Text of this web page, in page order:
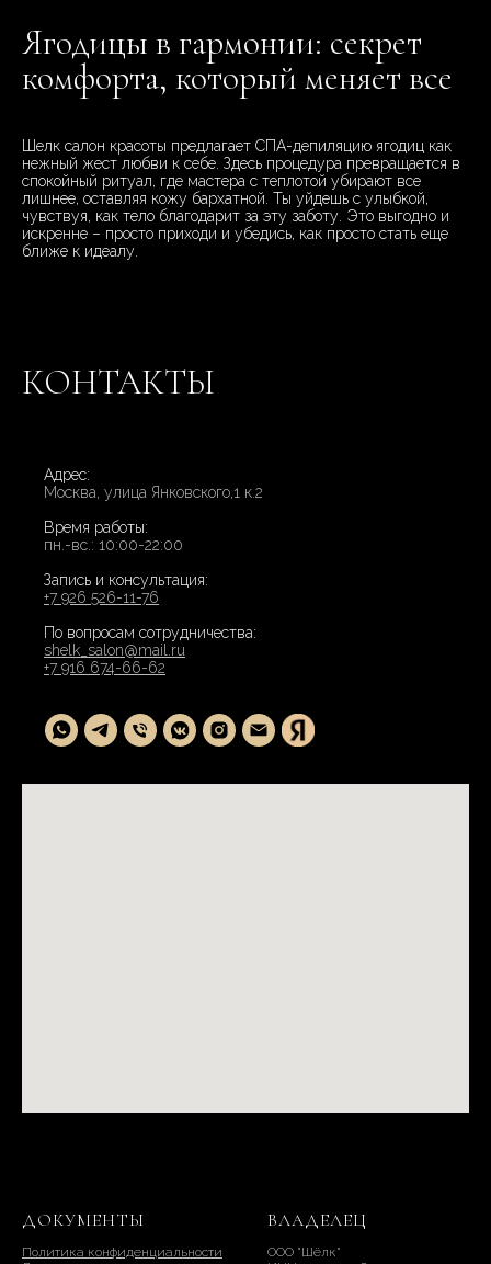
Ягодицы в гармонии: секрет
комфорта, который меняет все
Шелк салон красоты предлагает СПА-депиляцию ягодиц как
нежный жест любви к себе. Здесь процедура превращается в
спокойный ритуал, где мастера с теплотой убирают все
лишнее, оставляя кожу бархатной. Ты уйдешь с улыбкой,
чувствуя, как тело благодарит за эту заботу. Это выгодно и
искренне – просто приходи и убедись, как просто стать еще
ближе к идеалу.
КОНТАКТЫ
Адрес:
Москва, улица Янковского,1 к.2
Время работы:
пн.-вс.: 10:00-22:00
Запись и консультация:
+7 926 526-11-76
По вопросам сотрудничества:
shelk_salon@mail.ru
+7 916 674-66-62
ДОКУМЕНТЫ
Политика конфиденциальности
ВЛАДЕЛЕЦ
ООО "Шёлк"